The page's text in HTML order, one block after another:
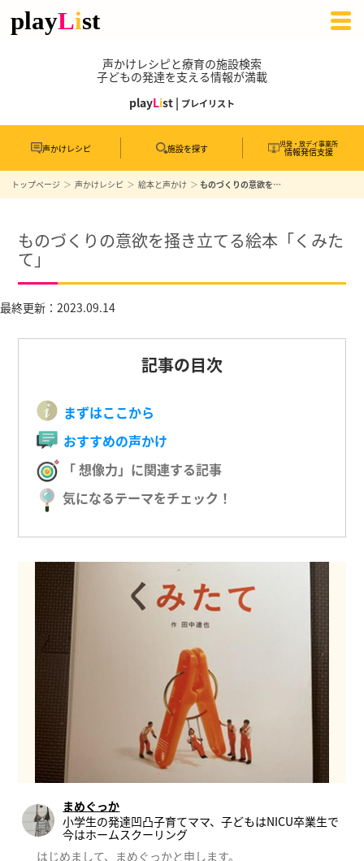
声かけレシピと療育の施設検索
子どもの発達を支える情報が満載
playList | プレイリスト
声かけレシピ 施設を探す 児発・放デイ事業所
情報発信支援
トップページ 声かけレシピ 絵本と声かけ ものづくりの意欲を掻き立てる絵本「くみたて」
ものづくりの意欲を掻き立てる絵本「くみた
て」
最終更新：2023.09.14
記事の目次
まずはここから
おすすめの声かけ
「 想像力」に関連する記事
気になるテーマをチェック！
まめぐっか
小学生の発達凹凸子育てママ、子どもはNICU卒業生で
今はホームスクーリング
はじめまして、まめぐっかと申します。